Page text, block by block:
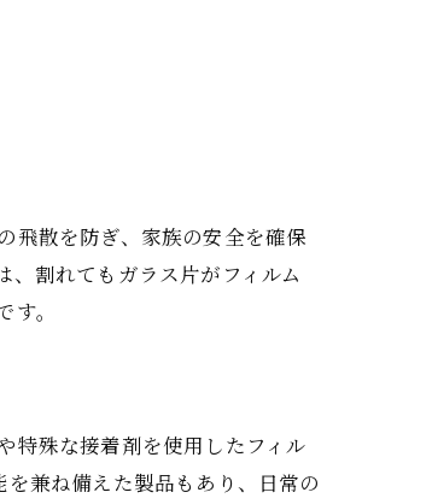
飛散を防ぎ、家族の安全を確保
割れてもガラス片がフィルム
。
特殊な接着剤を使用したフィル
兼ね備えた製品もあり、日常の